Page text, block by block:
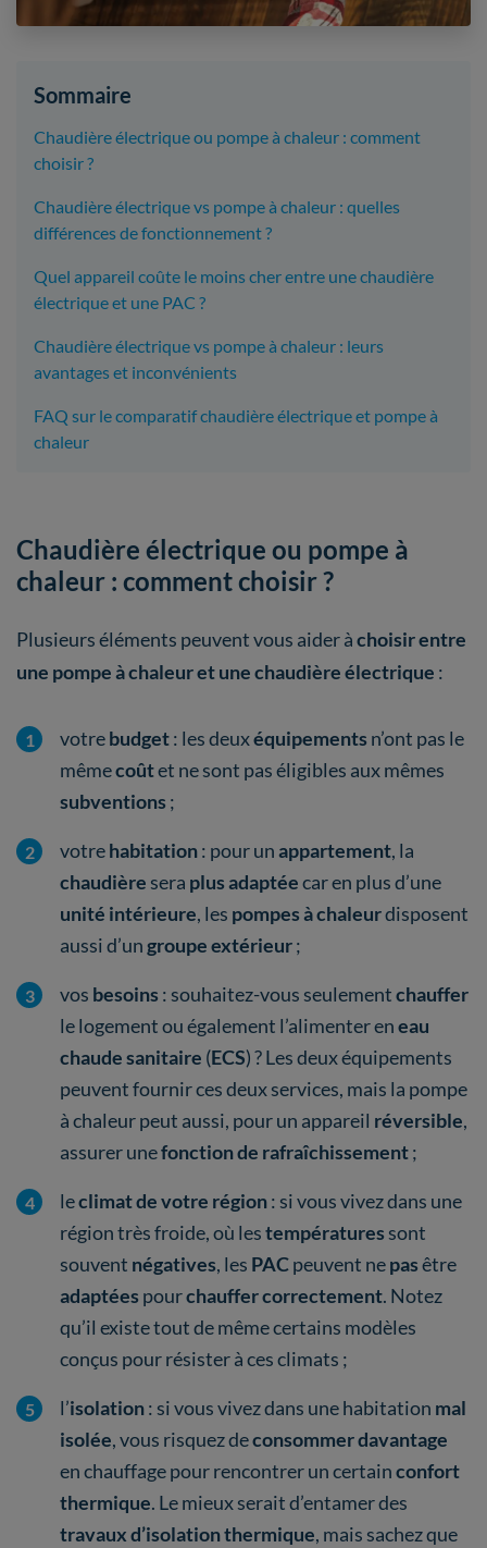
Sommaire
Chaudière électrique ou pompe à chaleur : comment
choisir ?
Chaudière électrique vs pompe à chaleur : quelles
différences de fonctionnement ?
Quel appareil coûte le moins cher entre une chaudière
électrique et une PAC ?
Chaudière électrique vs pompe à chaleur : leurs
avantages et inconvénients
FAQ sur le comparatif chaudière électrique et pompe à
chaleur
Chaudière électrique ou pompe à
chaleur : comment choisir ?
Plusieurs éléments peuvent vous aider àchoisir entre
une pompe à chaleur et une chaudière électrique :
votrebudget: les deuxéquipements n’ont pas le
mêmecoûtet ne sont pas éligibles aux mêmes
subventions ;
votrehabitation: pour unappartement, la
chaudière sera plus adaptéecar en plus d’une
unité intérieure, les pompes à chaleurdisposent
aussi d’ungroupe extérieur;
vos besoins : souhaitez-vous seulementchauffer
le logement ou également l’alimenter eneau
chaude sanitaire (ECS) ? Les deux équipements
peuvent fournir ces deux services, mais la pompe
à chaleur peut aussi, pour un appareil réversible,
assurer unefonction de rafraîchissement;
leclimat de votre région: si vous vivez dans une
région très froide, où lestempératures sont
souvent négatives, les PACpeuvent nepasêtre
adaptées pourchauffer correctement. Notez
qu’il existe tout de même certains modèles
conçus pour résister à ces climats ;
l’isolation: si vous vivez dans une habitation mal
isolée, vous risquez deconsommer davantage
en chauffage pour rencontrer un certainconfort
thermique. Le mieux serait d’entamer des
travaux d’isolation thermique, mais sachez que